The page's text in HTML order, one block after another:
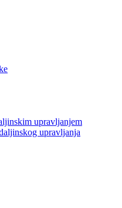
upravljanjem
upravljanja